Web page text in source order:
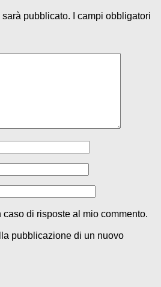
sarà pubblicato.
I campi obbligatori
di risposte al mio commento.
pubblicazione di un nuovo